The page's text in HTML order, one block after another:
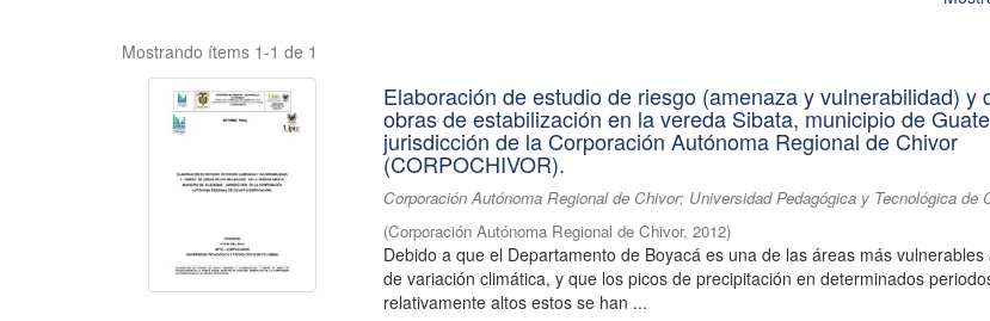
Mostrando ítems 1-1 de 1
Elaboración de estudio de riesgo (amenaza y vulnerabilidad) y
obras de estabilización en la vereda Sibata, municipio de
jurisdicción de la Corporación Autónoma Regional de Chivor
(CORPOCHIVOR).
Corporación Autónoma Regional de Chivor; Universidad Pedagógica y Tecnológica de
(Corporación Autónoma Regional de Chivor,2012)
Debido a que el Departamento de Boyacá es una de las áreas más
de variación climática, y que los picos de precipitación en determinados
relativamente altos estos se han ...